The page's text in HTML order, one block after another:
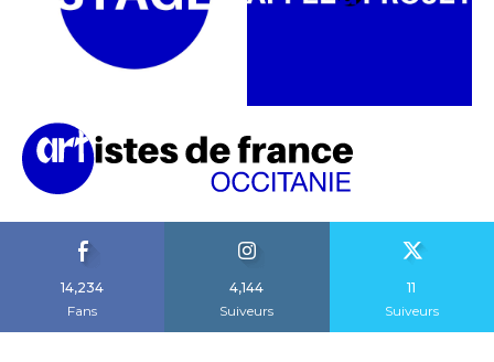
14,234
Fans
4,144
Suiveurs
11
Suiveurs